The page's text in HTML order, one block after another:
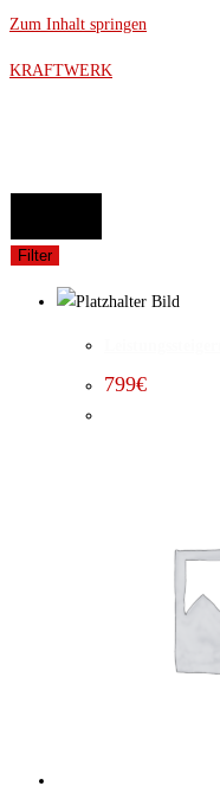
Zum Inhalt springen
KRAFTWERK
Filter
799€